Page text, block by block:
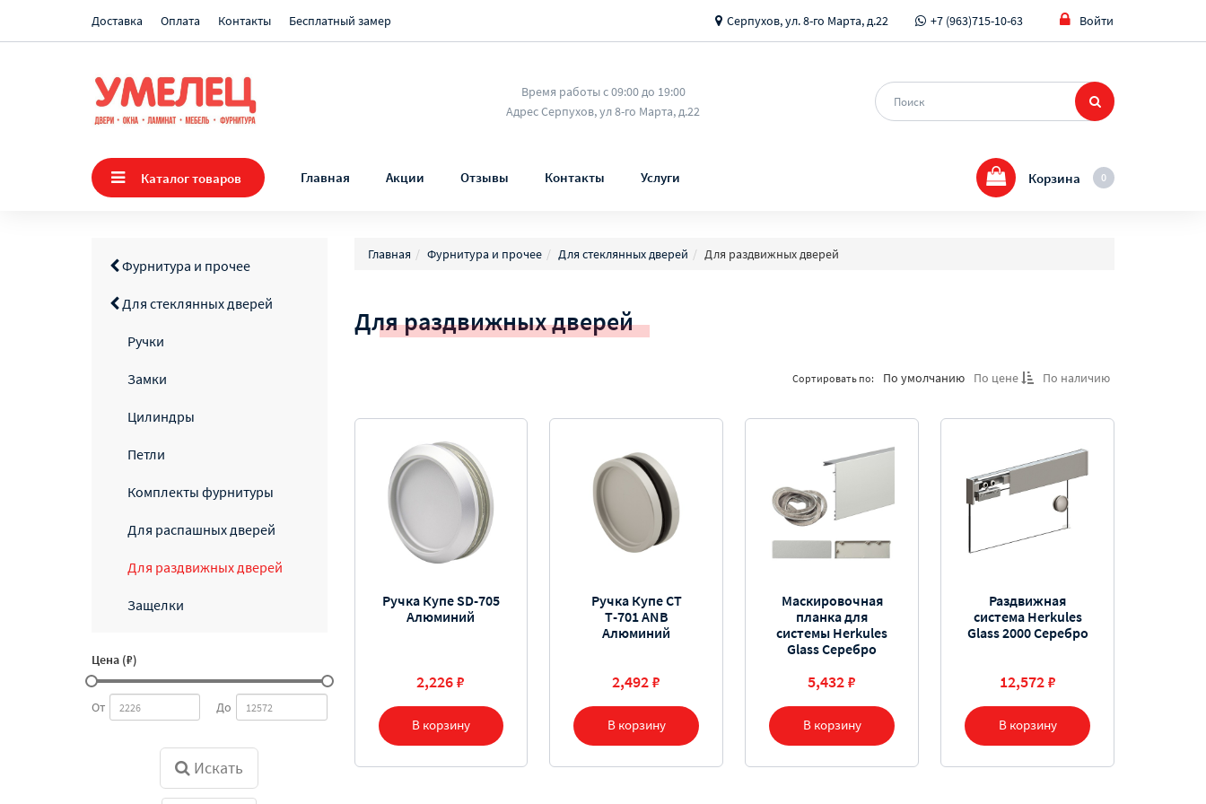
Доставка Оплата Контакты Бесплатный замер Серпухов, ул. 8-го Марта, д.22 +7 (963)715-10-63 Войти
Время работы с 09:00 до 19:00
Адрес Серпухов, ул 8-го Марта, д.22
Каталог товаров Главная Акции Отзывы Контакты Услуги 0
Корзина
Фурнитура и прочее
Для стеклянных дверей
Ручки
Замки
Цилиндры
Петли
Комплекты фурнитуры
Для распашных дверей
Для раздвижных дверей
Защелки
Цена (₽)
От До
Искать
Главная Фурнитура и прочее Для стеклянных дверей Для раздвижных дверей
Для раздвижных дверей
Сортировать по: По умолчанию По цене По наличию
В корзину
Ручка Купе SD-705
Алюминий
2,226 ₽
В корзину
Ручка Купе СТ
Т-701 ANB
Алюминий
2,492 ₽
В корзину
Маскировочная
планка для
системы Herkules
Glass Серебро
5,432 ₽
В корзину
Раздвижная
система Herkules
Glass 2000 Серебро
12,572 ₽